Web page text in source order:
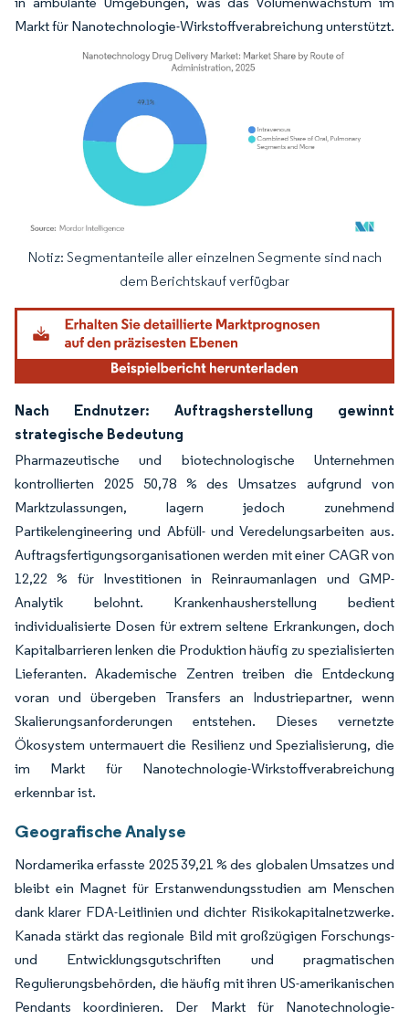
Markt für Nanotechnologie-Wirkstoffverabreichung unterstützt.
Bild © Mordor Intelligence. Wiederverwendung erfordert Namensnennung
Notiz: Segmentanteile aller einzelnen Segmente sind nach
dem Berichtskauf verfügbar
Nach Endnutzer: Auftragsherstellung gewinnt
strategische Bedeutung
Pharmazeutische und biotechnologische Unternehmen
kontrollierten 2025 50,78 % des Umsatzes aufgrund von
Marktzulassungen, lagern jedoch zunehmend
Partikelengineering und Abfüll- und Veredelungsarbeiten aus.
Auftragsfertigungsorganisationen werden mit einer CAGR von
12,22 % für Investitionen in Reinraumanlagen und GMP-
Analytik belohnt. Krankenhausherstellung bedient
individualisierte Dosen für extrem seltene Erkrankungen, doch
Kapitalbarrieren lenken die Produktion häufig zu spezialisierten
Lieferanten. Akademische Zentren treiben die Entdeckung
voran und übergeben Transfers an Industriepartner, wenn
Skalierungsanforderungen entstehen. Dieses vernetzte
Ökosystem untermauert die Resilienz und Spezialisierung, die
im Markt für Nanotechnologie-Wirkstoffverabreichung
erkennbar ist.
Geografische Analyse
Nordamerika erfasste 2025 39,21 % des globalen Umsatzes und
bleibt ein Magnet für Erstanwendungsstudien am Menschen
dank klarer FDA-Leitlinien und dichter Risikokapitalnetzwerke.
Kanada stärkt das regionale Bild mit großzügigen Forschungs-
und Entwicklungsgutschriften und pragmatischen
Regulierungsbehörden, die häufig mit ihren US-amerikanischen
Pendants koordinieren. Der Markt für Nanotechnologie-